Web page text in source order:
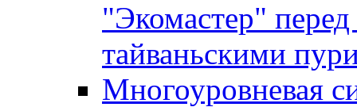
"Экомастер"
тайваньскими
Многоуровневая